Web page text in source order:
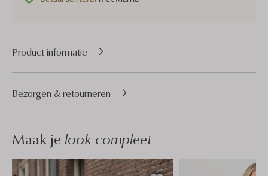
Product informatie
Bezorgen & retourneren
Maak je look compleet